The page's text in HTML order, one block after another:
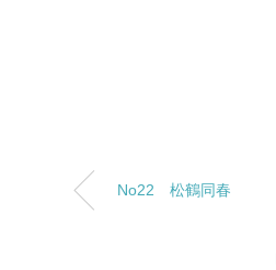
No22 松鶴同春